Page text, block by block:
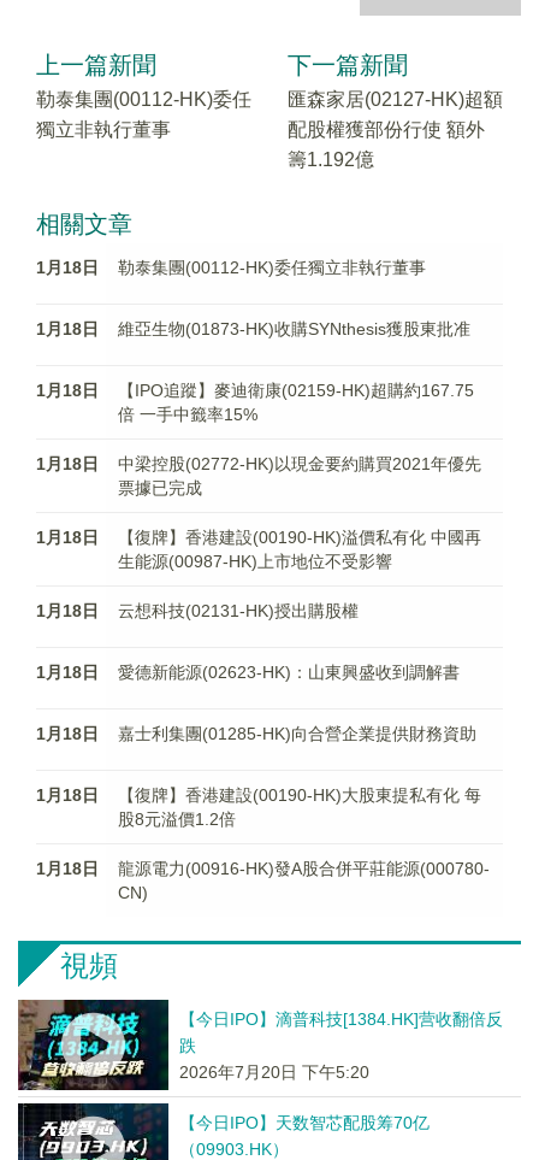
上一篇新聞
勒泰集團(00112-HK)委任
獨立非執行董事
下一篇新聞
匯森家居(02127-HK)超額
配股權獲部份行使 額外
籌1.192億
相關文章
1月18日 勒泰集團(00112-HK)委任獨立非執行董事
1月18日 維亞生物(01873-HK)收購SYNthesis獲股東批准
1月18日
【IPO追蹤】麥迪衛康(02159-HK)超購約167.75
倍 一手中籤率15%
1月18日
中梁控股(02772-HK)以現金要約購買2021年優先
票據已完成
1月18日
【復牌】香港建設(00190-HK)溢價私有化 中國再
生能源(00987-HK)上市地位不受影響
1月18日 云想科技(02131-HK)授出購股權
1月18日 愛德新能源(02623-HK)：山東興盛收到調解書
1月18日 嘉士利集團(01285-HK)向合營企業提供財務資助
1月18日
【復牌】香港建設(00190-HK)大股東提私有化 每
股8元溢價1.2倍
1月18日
龍源電力(00916-HK)發A股合併平莊能源(000780-
CN)
視頻
【今日IPO】滴普科技[1384.HK]营收翻倍反
跌
2026年7月20日 下午5:20
【今日IPO】天数智芯配股筹70亿
（09903.HK）